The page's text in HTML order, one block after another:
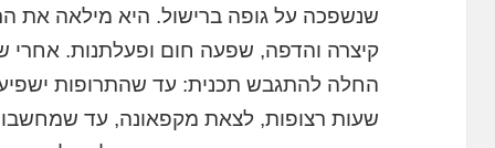
שנשפכה על גופה ברישול. היא מילאה את
קיצרה והדפה, שפעה חום ופעלתנות. אחרי
החלה להתגבש תכנית: עד שהתרופות
שעות רצופות, לצאת מקפאונה, עד